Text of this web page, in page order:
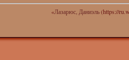
«Лазарюс, Даниэль